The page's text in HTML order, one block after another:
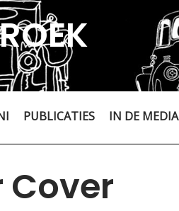
PUBLICATIES IN DE MEDIA
Cover